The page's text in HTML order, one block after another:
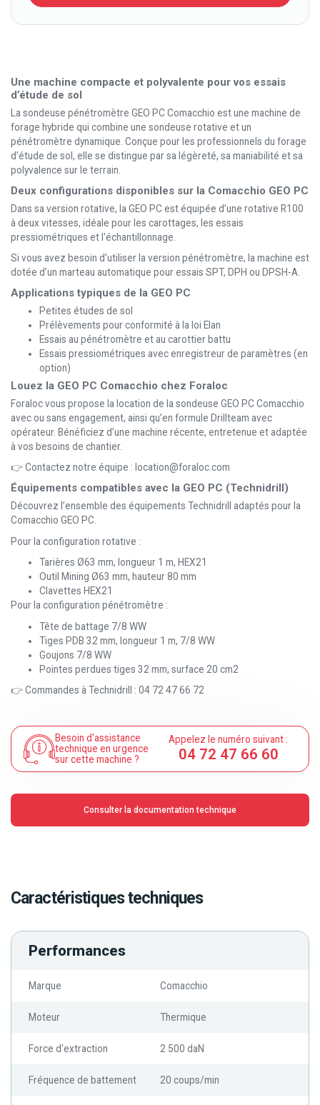
Une machine compacte et polyvalente pour vos essais
d’étude de sol
La sondeuse pénétromètre GEO PC Comacchio est une machine de
forage hybride qui combine une sondeuse rotative et un
pénétromètre dynamique. Conçue pour les professionnels du forage
d’étude de sol, elle se distingue par sa légèreté, sa maniabilité et sa
polyvalence sur le terrain.
Deux configurations disponibles sur la Comacchio GEO PC
Dans sa version rotative, la GEO PC est équipée d’une rotative R100
à deux vitesses, idéale pour les carottages, les essais
pressiométriques et l'échantillonnage.
Si vous avez besoin d’utiliser la version pénétromètre, la machine est
dotée d’un marteau automatique pour essais SPT, DPH ou DPSH-A.
Applications typiques de la GEO PC
Petites études de sol
Prélèvements pour conformité à la loi Elan
Essais au pénétromètre et au carottier battu
Essais pressiométriques avec enregistreur de paramètres (en
option)
Louez la GEO PC Comacchio chez Foraloc
Foraloc vous propose la location de la sondeuse GEO PC Comacchio
avec ou sans engagement, ainsi qu’en formule Drillteam avec
opérateur. Bénéficiez d’une machine récente, entretenue et adaptée
à vos besoins de chantier.
👉 Contactez notre équipe : location@foraloc.com
Équipements compatibles avec la GEO PC (Technidrill)
Découvrez l’ensemble des équipements Technidrill adaptés pour la
Comacchio GEO PC.
Pour la configuration rotative :
Tarières Ø63 mm, longueur 1 m, HEX21
Outil Mining Ø63 mm, hauteur 80 mm
Clavettes HEX21
Pour la configuration pénétromètre :
Tête de battage 7/8 WW
Tiges PDB 32 mm, longueur 1 m, 7/8 WW
Goujons 7/8 WW
Pointes perdues tiges 32 mm, surface 20 cm2
👉 Commandes à Technidrill : 04 72 47 66 72
Besoin d'assistance
technique en urgence
sur cette machine ?
Appelez le numéro suivant :
04 72 47 66 60
Consulter la documentation technique
Caractéristiques techniques
Performances
Marque Comacchio
Moteur Thermique
Force d'extraction 2 500 daN
Fréquence de battement 20 coups/min